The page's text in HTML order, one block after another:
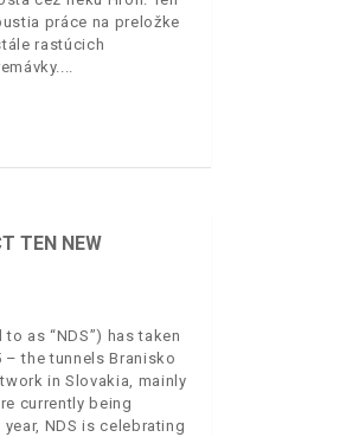
práce na preložke
rastúcich
TEN NEW
as “NDS”) has taken
the tunnels Branisko
in Slovakia, mainly
currently being
NDS is celebrating